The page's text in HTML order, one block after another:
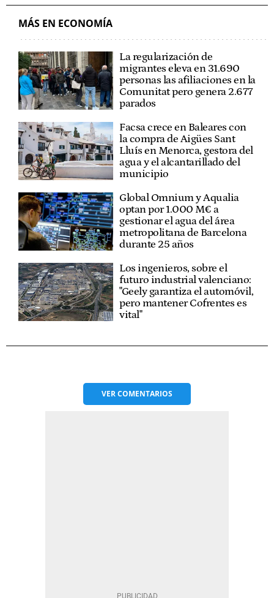
MÁS EN ECONOMÍA
La regularización de
migrantes eleva en 31.690
personas las afiliaciones en la
Comunitat pero genera 2.677
parados
Facsa crece en Baleares con
la compra de Aigües Sant
Lluís en Menorca, gestora del
agua y el alcantarillado del
municipio
Global Omnium y Aqualia
optan por 1.000 M€ a
gestionar el agua del área
metropolitana de Barcelona
durante 25 años
Los ingenieros, sobre el
futuro industrial valenciano:
"Geely garantiza el automóvil,
pero mantener Cofrentes es
vital"
VERCOMENTARIOS